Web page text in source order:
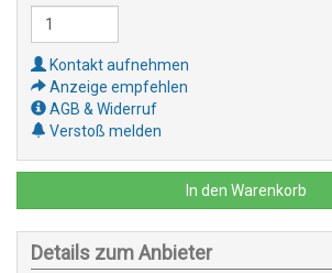
Kontakt aufnehmen
Anzeige empfehlen
AGB & Widerruf
Verstoß melden
In den Warenkorb
Details zum Anbieter